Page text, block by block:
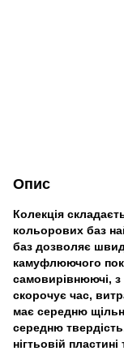
Опис
Колекція
кольорових баз
баз дозволяє
камуфлюючого
самовирівнюючі,
скорочує час,
має середню
середню
нігтьовій